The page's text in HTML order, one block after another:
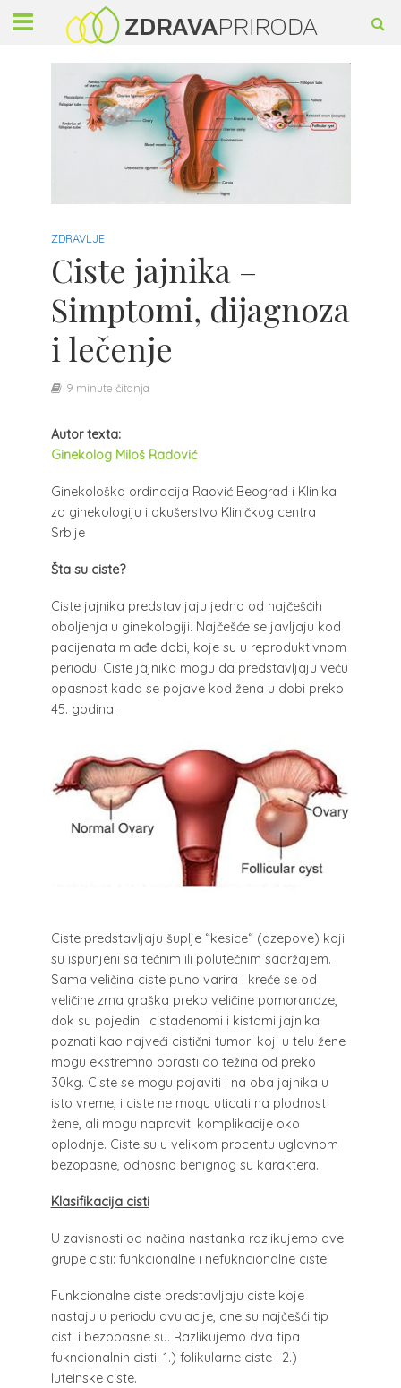
ZDRAVLJE
Ciste jajnika –
Simptomi, dijagnoza
i lečenje
9 minute čitanja
Autor texta:
Ginekolog Miloš Radović
Ginekološka ordinacija Raović Beograd i Klinika
za ginekologiju i akušerstvo Kliničkog centra
Srbije
Šta su ciste?
Ciste jajnika predstavljaju jedno od najčešćih
oboljenja u ginekologiji. Najčešće se javljaju kod
pacijenata mlađe dobi, koje su u reproduktivnom
periodu. Ciste jajnika mogu da predstavljaju veću
opasnost kada se pojave kod žena u dobi preko
45. godina.
Ciste predstavljaju šuplje “kesice“ (dzepove) koji
su ispunjeni sa tečnim ili polutečnim sadržajem.
Sama veličina ciste puno varira i kreće se od
veličine zrna graška preko veličine pomorandze,
dok su pojedini cistadenomi i kistomi jajnika
poznati kao najveći cistični tumori koji u telu žene
mogu ekstremno porasti do težina od preko
30kg. Ciste se mogu pojaviti i na oba jajnika u
isto vreme, i ciste ne mogu uticati na plodnost
žene, ali mogu napraviti komplikacije oko
oplodnje. Ciste su u velikom procentu uglavnom
bezopasne, odnosno benignog su karaktera.
Klasifikacija cisti
U zavisnosti od načina nastanka razlikujemo dve
grupe cisti: funkcionalne i nefukncionalne ciste.
Funkcionalne ciste predstavljaju ciste koje
nastaju u periodu ovulacije, one su najčešći tip
cisti i bezopasne su. Razlikujemo dva tipa
fukncionalnih cisti: 1.) folikularne ciste i 2.)
luteinske ciste.